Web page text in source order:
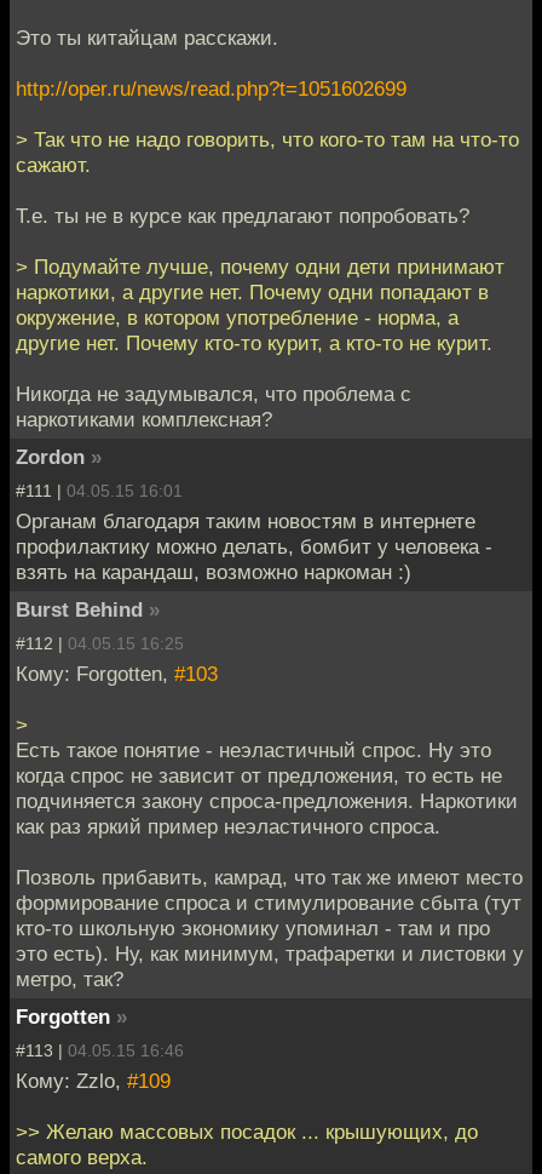
Это ты китайцам расскажи.
http://oper.ru/news/read.php?t=1051602699
> Так что не надо говорить, что кого-то там на что-то
сажают.
Т.е. ты не в курсе как предлагают попробовать?
> Подумайте лучше, почему одни дети принимают
наркотики, а другие нет. Почему одни попадают в
окружение, в котором употребление - норма, а
другие нет. Почему кто-то курит, а кто-то не курит.
Никогда не задумывался, что проблема с
наркотиками комплексная?
Zordon »
#111 | 04.05.15 16:01
Органам благодаря таким новостям в интернете
профилактику можно делать, бомбит у человека -
взять на карандаш, возможно наркоман :)
Burst Behind »
#112 | 04.05.15 16:25
Кому: Forgotten, #103
>
Есть такое понятие - неэластичный спрос. Ну это
когда спрос не зависит от предложения, то есть не
подчиняется закону спроса-предложения. Наркотики
как раз яркий пример неэластичного спроса.
Позволь прибавить, камрад, что так же имеют место
формирование спроса и стимулирование сбыта (тут
кто-то школьную экономику упоминал - там и про
это есть). Ну, как минимум, трафаретки и листовки у
метро, так?
Forgotten »
#113 | 04.05.15 16:46
Кому: Zzlo, #109
>> Желаю массовых посадок ... крышующих, до
самого верха.